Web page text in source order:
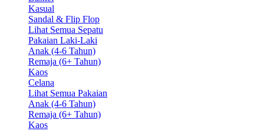
Kasual
Sandal & Flip Flop
Lihat Semua Sepatu
Pakaian Laki-Laki
Anak (4-6 Tahun)
Remaja (6+ Tahun)
Kaos
Celana
Lihat Semua Pakaian
Anak (4-6 Tahun)
Remaja (6+ Tahun)
Kaos